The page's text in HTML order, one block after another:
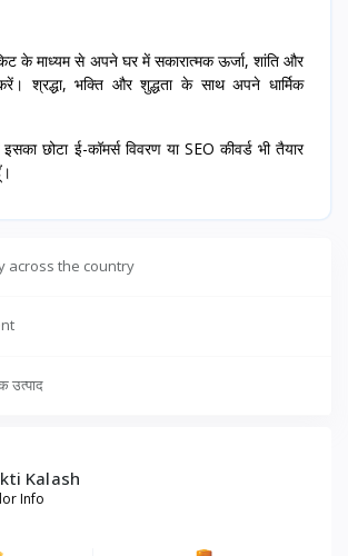
के माध्यम से अपने घर में सकारात्मक ऊर्जा, शांति और
श्रद्धा, भक्ति और शुद्धता के साथ अपने धार्मिक
छोटा ई-कॉमर्स विवरण या SEO कीवर्ड भी तैयार
across the country
उत्पाद
Kalash
Info